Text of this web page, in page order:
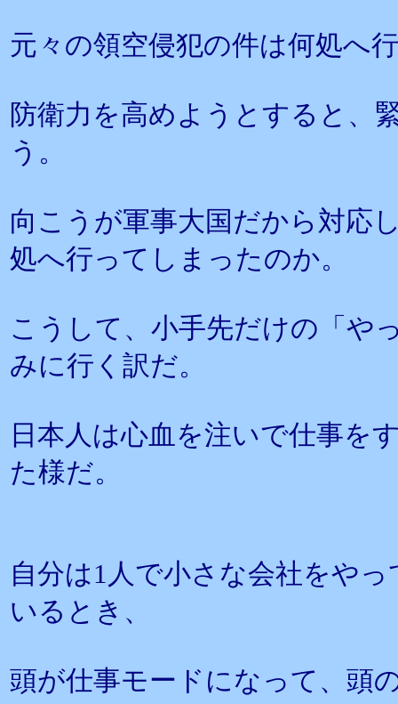
元々の領空侵犯の件は何処へ
防衛力を高めようとすると、
う。
向こうが軍事大国だから対応
処へ行ってしまったのか。
こうして、小手先だけの「や
みに行く訳だ。
日本人は心血を注いで仕事を
た様だ。
自分は1人で小さな会社をや
いるとき、
頭が仕事モードになって、頭